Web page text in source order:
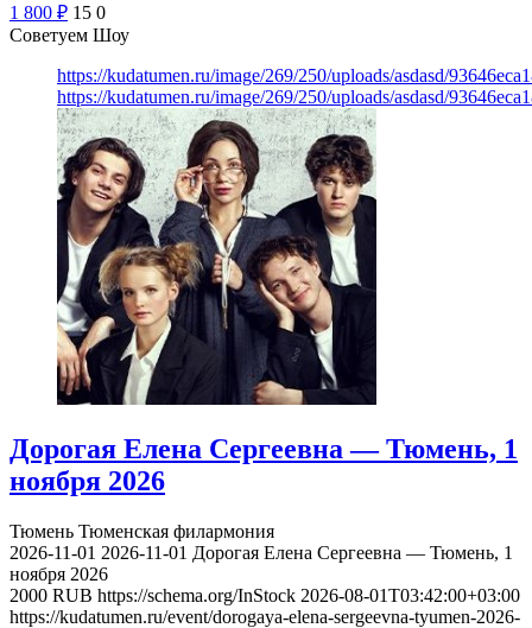
1 800 ₽ 15 0
Советуем Шоу
https://kudatumen.ru/image/269/250/uploads/asdasd/
https://kudatumen.ru/image/269/250/uploads/asdasd/
Дорогая Елена Сергеевна — Тюмень, 1
ноября 2026
Тюмень Тюменская филармония
2026-11-01 2026-11-01 Дорогая Елена Сергеевна — Тюмень, 1
ноября 2026
2000 RUB https://schema.org/InStock 2026-08-01T03:42:00+03:00
https://kudatumen.ru/event/dorogaya-elena-sergeevna-tyumen-2026-